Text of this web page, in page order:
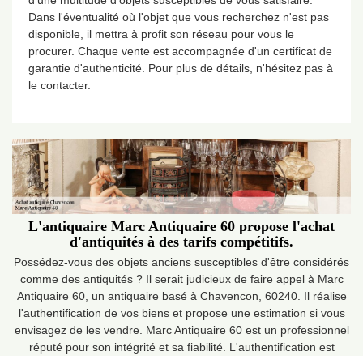
Dans l'éventualité où l'objet que vous recherchez n'est pas
disponible, il mettra à profit son réseau pour vous le
procurer. Chaque vente est accompagnée d'un certificat de
garantie d'authenticité. Pour plus de détails, n'hésitez pas à
le contacter.
L'antiquaire Marc Antiquaire 60 propose l'achat
d'antiquités à des tarifs compétitifs.
Possédez-vous des objets anciens susceptibles d'être considérés
comme des antiquités ? Il serait judicieux de faire appel à Marc
Antiquaire 60, un antiquaire basé à Chavencon, 60240. Il réalise
l'authentification de vos biens et propose une estimation si vous
envisagez de les vendre. Marc Antiquaire 60 est un professionnel
réputé pour son intégrité et sa fiabilité. L'authentification est